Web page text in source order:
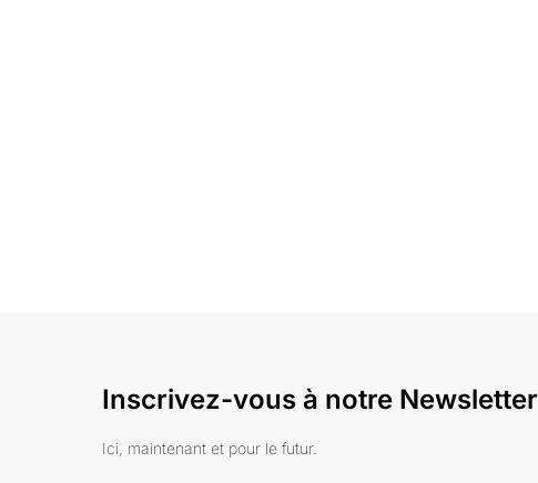
Inscrivez-vous à notre Newsletter
Ici, maintenant et pour le futur.